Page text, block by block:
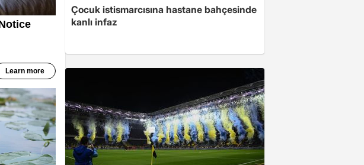
Çocuk istismarcısına hastane bahçesinde
kanlı infaz